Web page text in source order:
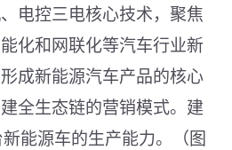
电控三电核心技术，聚焦
化和网联化等汽车行业新
成新能源汽车产品的核心
全生态链的营销模式。建
能源车的生产能力。（图